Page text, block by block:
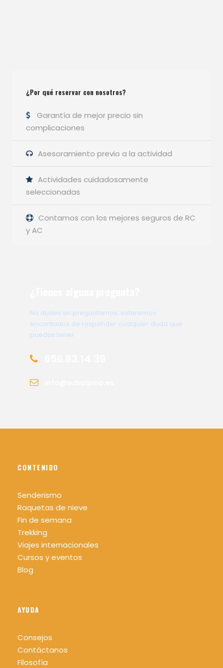
¿Por qué reservar con nosotros?
Garantía de mejor precio sin
complicaciones
Asesoramiento previo a la actividad
Actividades cuidadosamente
seleccionadas
Contamos con los mejores seguros de RC
y AC
No dudes en preguntarnos, estaremos
encantados de responder cualquier duda que
puedas tener
CONTENIDO
Senderismo
Raquetas de nieve
Fin de semana
Trekking
Viajes internacionales
Cursos y eventos
Blog
AYUDA
Consejos
Contáctanos
Filosofía